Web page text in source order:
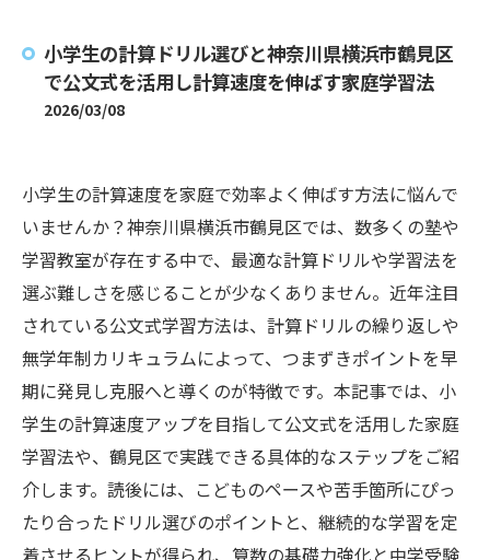
小学生の計算ドリル選びと神奈川県横浜市鶴見区
で公文式を活用し計算速度を伸ばす家庭学習法
2026/03/08
小学生の計算速度を家庭で効率よく伸ばす方法に悩んで
いませんか？神奈川県横浜市鶴見区では、数多くの塾や
学習教室が存在する中で、最適な計算ドリルや学習法を
選ぶ難しさを感じることが少なくありません。近年注目
されている公文式学習方法は、計算ドリルの繰り返しや
無学年制カリキュラムによって、つまずきポイントを早
期に発見し克服へと導くのが特徴です。本記事では、小
学生の計算速度アップを目指して公文式を活用した家庭
学習法や、鶴見区で実践できる具体的なステップをご紹
介します。読後には、こどものペースや苦手箇所にぴっ
たり合ったドリル選びのポイントと、継続的な学習を定
着させるヒントが得られ、算数の基礎力強化と中学受験